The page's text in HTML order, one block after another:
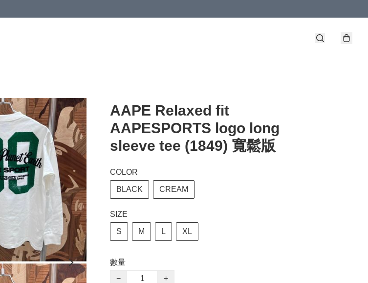
AAPE Relaxed fit
AAPESPORTS logo long
sleeve tee (1849) 寬鬆版
COLOR
BLACK CREAM
SIZE
S M L XL
數量
−
+